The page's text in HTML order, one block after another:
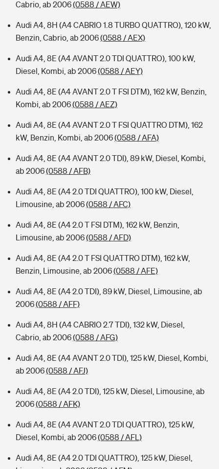
Cabrio, ab 2006(0588 / AEW)
Audi A4, 8H (A4 CABRIO 1.8 TURBO QUATTRO), 120 kW,
Benzin, Cabrio, ab 2006(0588 / AEX)
Audi A4, 8E (A4 AVANT 2.0 TDI QUATTRO), 100 kW,
Diesel, Kombi, ab 2006(0588 / AEY)
Audi A4, 8E (A4 AVANT 2.0 T FSI DTM), 162 kW, Benzin,
Kombi, ab 2006(0588 / AEZ)
Audi A4, 8E (A4 AVANT 2.0 T FSI QUATTRO DTM), 162
kW, Benzin, Kombi, ab 2006(0588 / AFA)
Audi A4, 8E (A4 AVANT 2.0 TDI), 89 kW, Diesel, Kombi,
ab 2006(0588 / AFB)
Audi A4, 8E (A4 2.0 TDI QUATTRO), 100 kW, Diesel,
Limousine, ab 2006(0588 / AFC)
Audi A4, 8E (A4 2.0 T FSI DTM), 162 kW, Benzin,
Limousine, ab 2006(0588 / AFD)
Audi A4, 8E (A4 2.0 T FSI QUATTRO DTM), 162 kW,
Benzin, Limousine, ab 2006(0588 / AFE)
Audi A4, 8E (A4 2.0 TDI), 89 kW, Diesel, Limousine, ab
2006(0588 / AFF)
Audi A4, 8H (A4 CABRIO 2.7 TDI), 132 kW, Diesel,
Cabrio, ab 2006(0588 / AFG)
Audi A4, 8E (A4 AVANT 2.0 TDI), 125 kW, Diesel, Kombi,
ab 2006(0588 / AFJ)
Audi A4, 8E (A4 2.0 TDI), 125 kW, Diesel, Limousine, ab
2006(0588 / AFK)
Audi A4, 8E (A4 AVANT 2.0 TDI QUATTRO), 125 kW,
Diesel, Kombi, ab 2006(0588 / AFL)
Audi A4, 8E (A4 2.0 TDI QUATTRO), 125 kW, Diesel,